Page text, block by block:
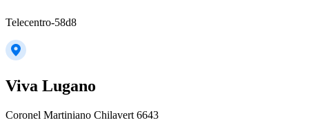
Telecentro-58d8
Viva Lugano
Coronel Martiniano Chilavert 6643